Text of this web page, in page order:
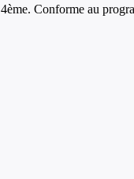
4ème. Conforme au